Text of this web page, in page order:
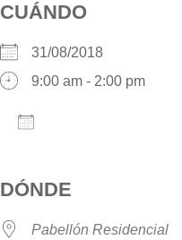
CUÁNDO
31/08/2018
9:00 am - 2:00 pm
DÓNDE
Pabellón Residencial